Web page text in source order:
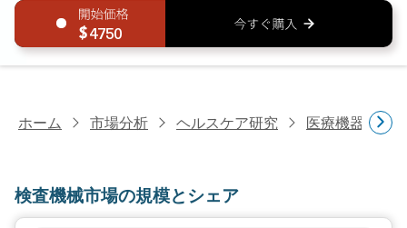
4750
ホーム 市場分析 ヘルスケア研究 医療機器研究
検査機械市場の規模とシェア